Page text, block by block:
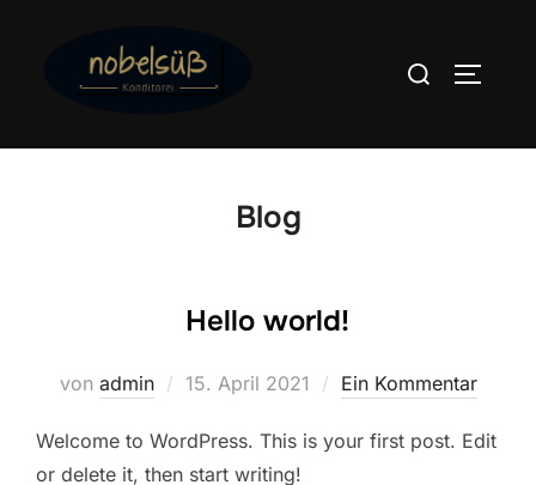
Suchen
Blog
Hello world!
von admin
Veröffentlicht
15. April 2021 Ein Kommentar
Welcome to WordPress. This is your first post. Edit
or delete it, then start writing!